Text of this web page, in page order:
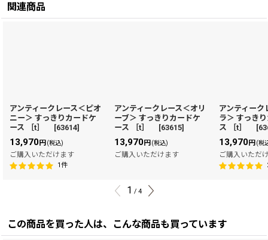
関連商品
アンティークレース＜ピオ
ニー＞ すっきりカードケ
ース ［t］
[63614]
13,970円(税込)
ご購入いただけます
1件
アンティークレース＜オリ
ーブ＞ すっきりカードケ
ース ［t］
[63615]
13,970円(税込)
ご購入いただけます
アンティーク
ラ＞ すっき
ス ［t］
[
13,970円(税
ご購入いただ
1 / 4
この商品を買った人は、こんな商品も買っています